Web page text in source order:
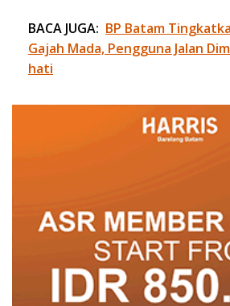
BACA JUGA: BP Batam
Gajah Mada, Pengguna Jalan
hati